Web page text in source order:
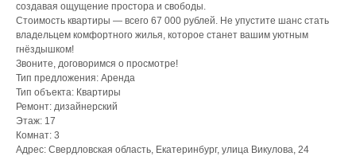
создавая ощущение простора и свободы.
Стоимость квартиры — всего 67 000 рублей. Не упустите шанс стать
владельцем комфортного жилья, которое станет вашим уютным
гнёздышком!
Звоните, договоримся о просмотре!
Тип предложения: Аренда
Тип объекта: Квартиры
Ремонт: дизайнерский
Этаж: 17
Комнат: 3
Адрес: Свердловская область, Екатеринбург, улица Викулова, 24
Управление
недвижимостью
/Точный анализ рынка
/Организация ремонта
/Мебелировка квартиры под ключ
/От 3 700 ₽